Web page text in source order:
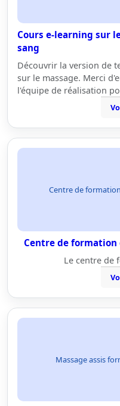
Cours e-learning sur
sang
Découvrir la version de
sur le massage. Merci
l'équipe de réalisation
Centre de
Centre de formation
Le centre de
Massage assis